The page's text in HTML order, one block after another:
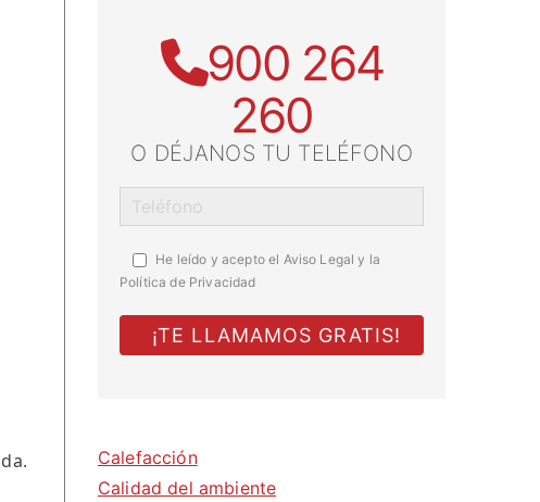
900 264
260
O DÉJANOS TU TELÉFONO
He leído y acepto el Aviso Legal y la
Política de Privacidad
Calefacción
Calidad del ambiente